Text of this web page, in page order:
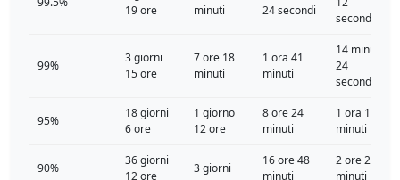
19 ore
minuti
24 secondi
secondi
99%
3 giorni
15 ore
7 ore 18
minuti
1 ora 41
minuti
14 minuti
24
secondi
95%
18 giorni
6 ore
1 giorno
12 ore
8 ore 24
minuti
1 ora 12
minuti
90%
36 giorni
12 ore
3 giorni
16 ore 48
minuti
2 ore 24
minuti